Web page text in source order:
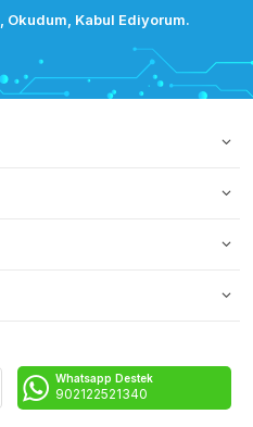
, Okudum, Kabul Ediyorum.
Whatsapp Destek
902122521340